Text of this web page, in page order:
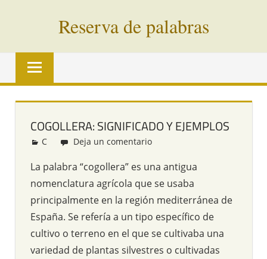
Reserva de palabras
Palabras
vías
todo
mundo
COGOLLERA: SIGNIFICADO Y EJEMPLOS
Redacción
C Deja un comentario
La palabra “cogollera” es una antigua
nomenclatura agrícola que se usaba
principalmente en la región mediterránea de
España. Se refería a un tipo específico de
cultivo o terreno en el que se cultivaba una
variedad de plantas silvestres o cultivadas